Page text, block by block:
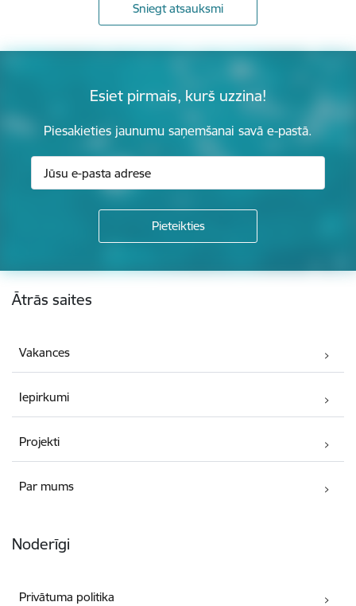
Sniegt atsauksmi
Esiet pirmais, kurš uzzina!
Piesakieties jaunumu saņemšanai savā e-pastā.
Kājene
Ātrās saites
Vakances
Iepirkumi
Projekti
Par mums
Noderīgi
Privātuma politika